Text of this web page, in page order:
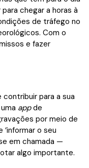
chegar a horas à
de tráfego no
Com o
e fazer
para a sua
appde
por meio de
o seu
em chamada —
algo importante.